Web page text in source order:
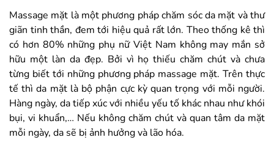
Massage mặt là một phương pháp chăm sóc da mặt và thư
giãn tinh thần, đem tới hiệu quả rất lớn. Theo thống kê thì
có hơn 80% những phụ nữ Việt Nam không may mắn sở
hữu một làn da đẹp. Bởi vì họ thiếu chăm chút và chưa
từng biết tới những phương pháp massage mặt. Trên thực
tế thì da mặt là bộ phận cực kỳ quan trọng với mỗi người.
Hàng ngày, da tiếp xúc với nhiều yếu tố khác nhau như khói
bụi, vi khuẩn,… Nếu không chăm chút và quan tâm da mặt
mỗi ngày, da sẽ bị ảnh hưởng và lão hóa.